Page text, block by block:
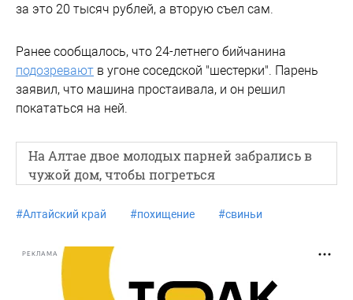
за это 20 тысяч рублей, а вторую съел сам.
Ранее сообщалось, что 24-летнего бийчанина
подозревают в угоне соседской "шестерки". Парень
заявил, что машина простаивала, и он решил
покататься на ней.
На Алтае двое молодых парней забрались в
чужой дом, чтобы погреться
#Алтайский край #похищение #свиньи
РЕКЛАМА